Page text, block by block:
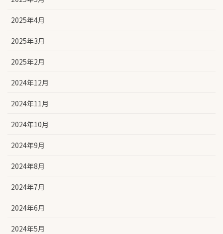
2025年4月
2025年3月
2025年2月
2024年12月
2024年11月
2024年10月
2024年9月
2024年8月
2024年7月
2024年6月
2024年5月